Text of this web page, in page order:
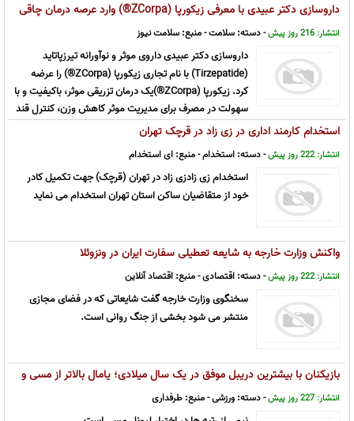
داروسازی دکتر عبیدی با معرفی زیکورپا (ZCorpa®) وارد عرصه درمان چاقی
شد
انتشار: 216 روز پیش - دسته: سلامت- منبع: سلامت نیوز
داروسازی دکتر عبیدی داروی موثر و نوآورانه تیرزپاتاید
(Tirzepatide) با نام تجاری زیکورپا (ZCorpa®) را عرضه
کرد. زیکورپا (ZCorpa®)یک درمان تزریقی موثر، باکیفیت و با
سهولت در مصرف برای مدیریت موثر کاهش وزن، کنترل قند
خون و آپنه انسدادی خواب متوسط تا شدید در افراد مبتلا به چاقی است.
استخدام کارمند اداری در زی زاد در قرچک تهران
انتشار: 222 روز پیش - دسته: استخدام- منبع: ای استخدام
استخدام زی زادزی زاد در تهران (قرچک) جهت تکمیل کادر
خود از متقاضیان ساکن استان تهران استخدام می نماید
واکنش وزارت خارجه به شایعه تعطیلی سفارت ایران در ونزوئلا
انتشار: 222 روز پیش - دسته: اقتصادی- منبع: اقتصاد آنلاین
سخنگوی وزارت خارجه گفت شایعاتی که در فضای مجازی
منتشر می شود بخشی از جنگ روانی است.
بازیکنان با بیشترین دریبل موفق در یک سال میلادی؛ یامال بالاتر از مسی و
پایین تر از اعجوبه برزیلی
انتشار: 227 روز پیش - دسته: ورزشی- منبع: طرفداری